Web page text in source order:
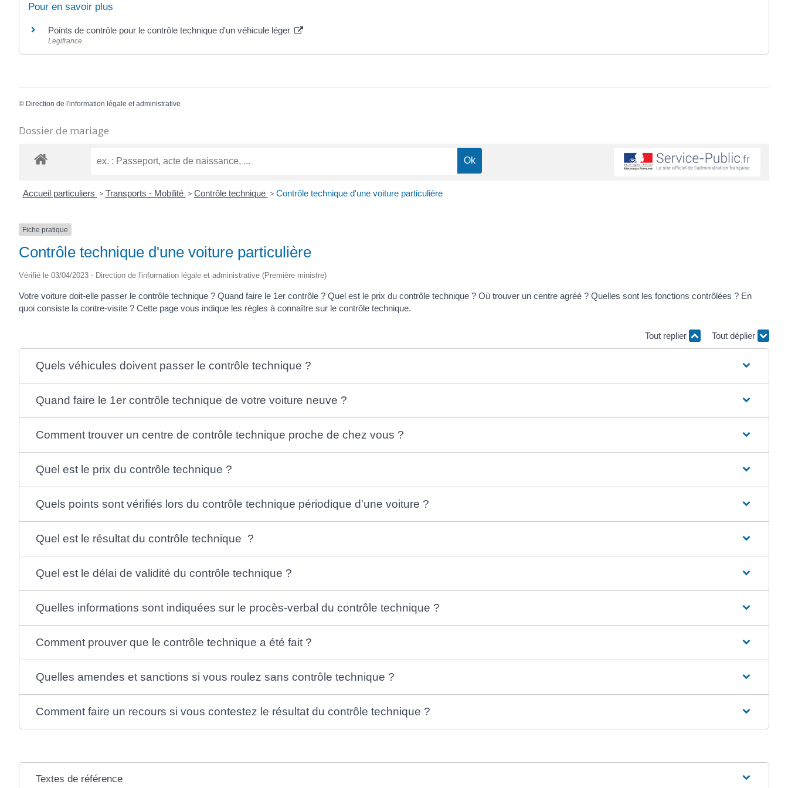
Pour en savoir plus
Points de contrôle pour le contrôle technique d'un véhicule léger
Legifrance
© Direction de l'information légale et administrative
Dossier de mariage
Accueil particuliers > Transports - Mobilité > Contrôle technique > Contrôle technique d'une voiture particulière
Fiche pratique
Contrôle technique d'une voiture particulière
Vérifié le 03/04/2023 - Direction de l'information légale et administrative (Première ministre)
Votre voiture doit-elle passer le contrôle technique ? Quand faire le 1er contrôle ? Quel est le prix du contrôle technique ? Où trouver un centre agréé ? Quelles sont les fonctions contrôlées ? En
quoi consiste la contre-visite ? Cette page vous indique les règles à connaître sur le contrôle technique.
Tout replier Tout déplier
Quels véhicules doivent passer le contrôle technique ?
Quand faire le 1er contrôle technique de votre voiture neuve ?
Comment trouver un centre de contrôle technique proche de chez vous ?
Quel est le prix du contrôle technique ?
Quels points sont vérifiés lors du contrôle technique périodique d'une voiture ?
Quel est le résultat du contrôle technique ?
Quel est le délai de validité du contrôle technique ?
Quelles informations sont indiquées sur le procès-verbal du contrôle technique ?
Comment prouver que le contrôle technique a été fait ?
Quelles amendes et sanctions si vous roulez sans contrôle technique ?
Comment faire un recours si vous contestez le résultat du contrôle technique ?
Textes de référence